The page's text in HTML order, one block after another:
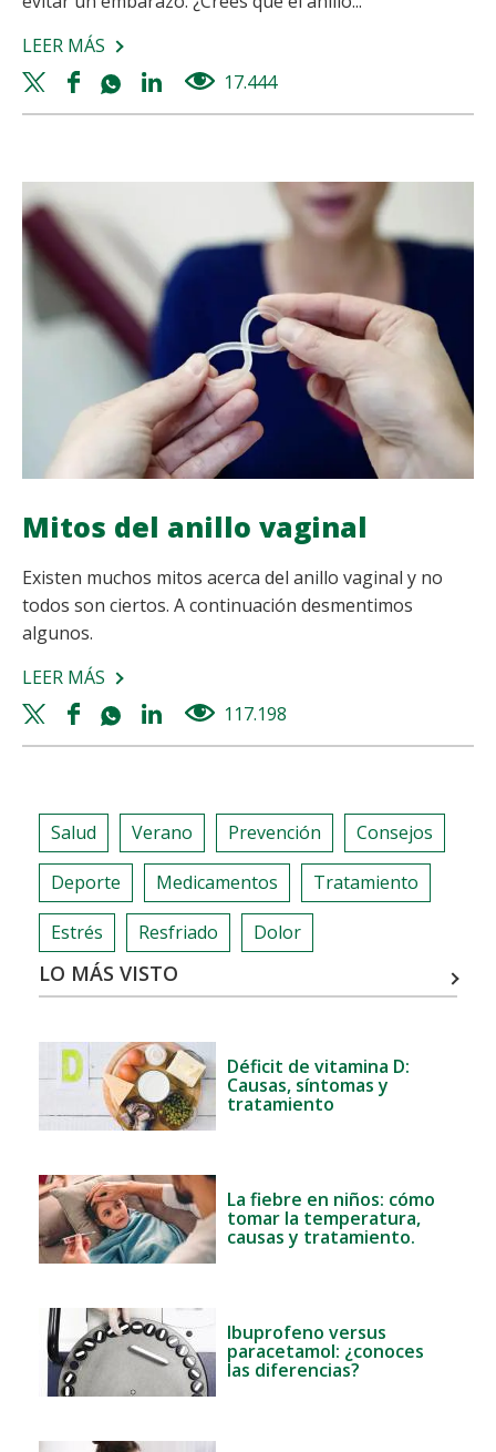
LEER MÁS SOBRE
8
VENTAJAS
VAGINAL
Twitter
share
Facebook
share
Whatsapp
share
Linkedin
share
17.444views
Mitos del anillo vaginal
Existen muchos mitos acerca del anillo vaginal y no
todos son ciertos. A continuación desmentimos
algunos.
LEER MÁS SOBRE
MITOS
DEL
Twitter
share
Facebook
share
Whatsapp
share
Linkedin
share
117.198
Salud Verano Prevención Consejos
Deporte Medicamentos Tratamiento
Estrés Resfriado Dolor
LO MÁS VISTO
Déficit de vitamina D:
Causas, síntomas y
tratamiento
La fiebre en niños: cómo
tomar la temperatura,
causas y tratamiento.
Ibuprofeno versus
paracetamol: ¿conoces
las diferencias?